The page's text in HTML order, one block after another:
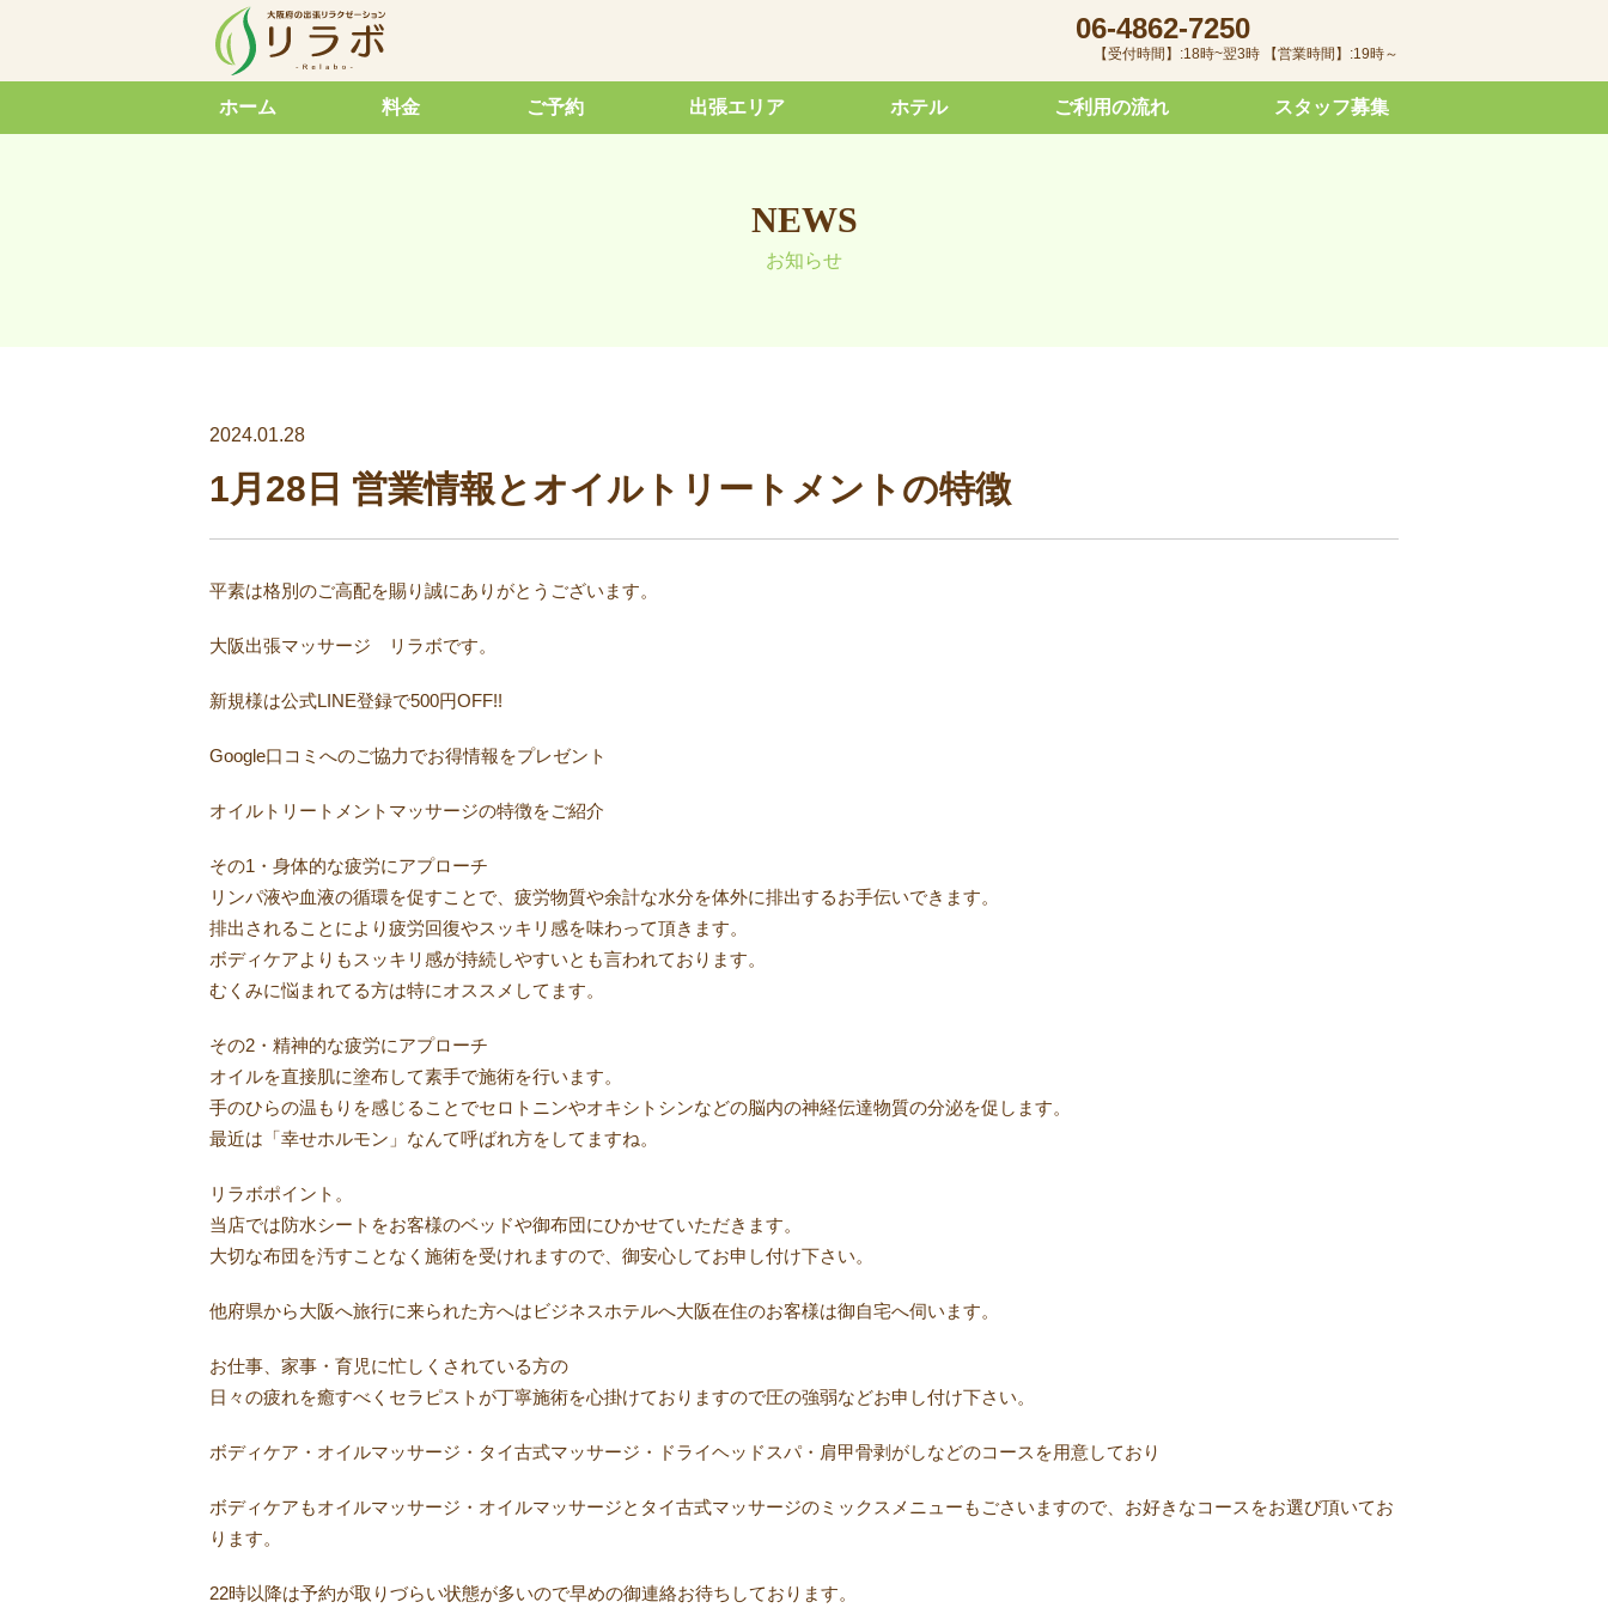
06-4862-7250
【受付時間】:18時~翌3時 【営業時間】:19時～
ホーム 料金 ご予約 出張エリア ホテル ご利用の流れ スタッフ募集
NEWS
お知らせ
2024.01.28
1月28日 営業情報とオイルトリートメントの特徴
平素は格別のご高配を賜り誠にありがとうございます。⠀ ⠀
大阪出張マッサージ リラボです。
新規様は公式LINE登録で500円OFF!!
Google口コミへのご協力でお得情報をプレゼント
オイルトリートメントマッサージの特徴をご紹介
その1・身体的な疲労にアプローチ
リンパ液や血液の循環を促すことで、疲労物質や余計な水分を体外に排出するお手伝いできます。
排出されることにより疲労回復やスッキリ感を味わって頂きます。
ボディケアよりもスッキリ感が持続しやすいとも言われております。
むくみに悩まれてる方は特にオススメしてます。
その2・精神的な疲労にアプローチ
オイルを直接肌に塗布して素手で施術を行います。
手のひらの温もりを感じることでセロトニンやオキシトシンなどの脳内の神経伝達物質の分泌を促します。
最近は「幸せホルモン」なんて呼ばれ方をしてますね。
リラボポイント。
当店では防水シートをお客様のベッドや御布団にひかせていただきます。
大切な布団を汚すことなく施術を受けれますので、御安心してお申し付け下さい。
他府県から大阪へ旅行に来られた方へはビジネスホテルへ大阪在住のお客様は御自宅へ伺います。
お仕事、家事・育児に忙しくされている方の
日々の疲れを癒すべくセラピストが丁寧施術を心掛けておりますので圧の強弱などお申し付け下さい。
ボディケア・オイルマッサージ・タイ古式マッサージ・ドライヘッドスパ・肩甲骨剥がしなどのコースを用意しており
ボディケアもオイルマッサージ・オイルマッサージとタイ古式マッサージのミックスメニューもごさいますので、お好きなコースをお選び頂いてお
ります。
22時以降は予約が取りづらい状態が多いので早めの御連絡お待ちしております。